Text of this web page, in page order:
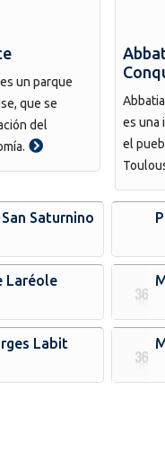
un parque
que se
del
es una
el
Saturnino
Laréole
Labit